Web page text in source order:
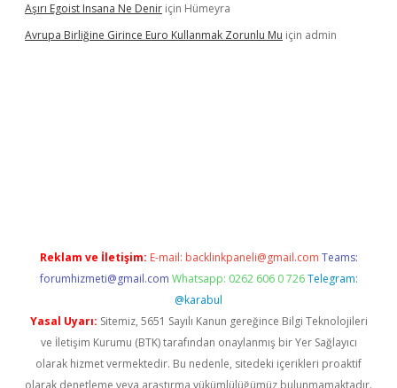
Aşırı Egoist Insana Ne Denir için Hümeyra
Avrupa Birliğine Girince Euro Kullanmak Zorunlu Mu için admin
Reklam ve İletişim: E-mail: backlinkpaneli@gmail.com Teams:
forumhizmeti@gmail.com Whatsapp: 0262 606 0 726 Telegram:
@karabul
Yasal Uyarı: Sitemiz, 5651 Sayılı Kanun gereğince Bilgi Teknolojileri
ve İletişim Kurumu (BTK) tarafından onaylanmış bir Yer Sağlayıcı
olarak hizmet vermektedir. Bu nedenle, sitedeki içerikleri proaktif
olarak denetleme veya araştırma yükümlülüğümüz bulunmamaktadır.